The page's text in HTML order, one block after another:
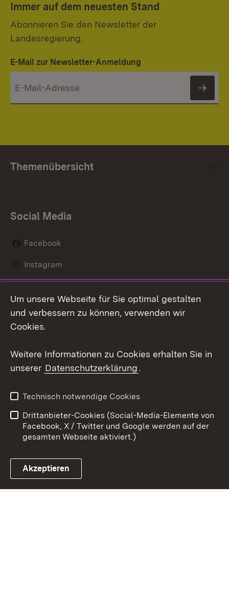
Immer auf dem neuesten Stand
Abonnieren Sie den Newsletter der
Landesregierung.
E-Mail zur Newsletter-Anmeldung
Themenübersicht
Social Media
Facebook
Instagram
Mastodon
Youtube
Link zum Landesportal
Kontakt
Datenschutz
Barrierefreiheit
Impressum Cookies
Um unsere Webseite für Sie optimal gestalten
und verbessern zu können, verwenden wir
Cookies.
Weitere Informationen zu Cookies erhalten Sie in
unserer Datenschutzerklärung.
Technisch notwendige Cookies
Drittanbieter-Cookies (Social-Media-Elemente von
Facebook, X / Twitter und Google werden auf der
gesamten Webseite aktiviert.)
Akzeptieren